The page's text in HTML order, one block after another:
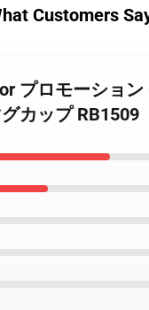
Customers
プロモーション
カップ RB1509